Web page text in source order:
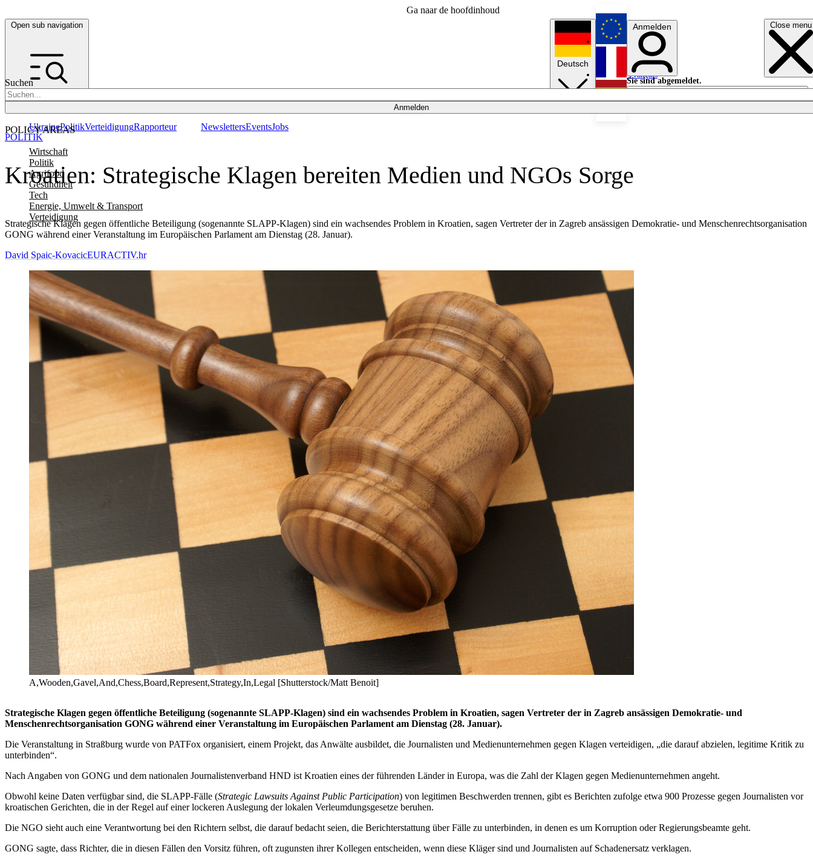
Ga naar de hoofdinhoud
Open sub navigation Close menu
Suchen
Anmelden
POLICY AREAS
Wirtschaft
Politik
Agrifood
Gesundheit
Tech
Energie, Umwelt & Transport
Verteidigung
UkrainePolitikVerteidigungRapporteur NewslettersEventsJobs
Deutsch
English
Français
Anmelden
Sie sind abgemeldet.
Anmelden
Licht aus
Kroatien: Strategische Klagen bereiten Medien und NGOs Sorge
Strategische Klagen gegen öffentliche Beteiligung (sogenannte SLAPP-Klagen) sind ein wachsendes Problem in Kroatien, sagen Vertreter der in Zagreb ansässigen Demokratie- und Menschenrechtsorganisation
GONG während einer Veranstaltung im Europäischen Parlament am Dienstag (28. Januar).
POLITIK
David Spaic-KovacicEURACTIV.hr
A,Wooden,Gavel,And,Chess,Board,Represent,Strategy,In,Legal [Shutterstock/Matt Benoit]
Strategische Klagen gegen öffentliche Beteiligung (sogenannte SLAPP-Klagen) sind ein wachsendes Problem in Kroatien, sagen Vertreter der in Zagreb ansässigen Demokratie- und
Menschenrechtsorganisation GONG während einer Veranstaltung im Europäischen Parlament am Dienstag (28. Januar).
Die Veranstaltung in Straßburg wurde von PATFox organisiert, einem Projekt, das Anwälte ausbildet, die Journalisten und Medienunternehmen gegen Klagen verteidigen, „die darauf abzielen, legitime Kritik zu
unterbinden“.
Nach Angaben von GONG und dem nationalen Journalistenverband HND ist Kroatien eines der führenden Länder in Europa, was die Zahl der Klagen gegen Medienunternehmen angeht.
Obwohl keine Daten verfügbar sind, die SLAPP-Fälle (Strategic Lawsuits Against Public Participation) von legitimen Beschwerden trennen, gibt es Berichten zufolge etwa 900 Prozesse gegen Journalisten vor
kroatischen Gerichten, die in der Regel auf einer lockeren Auslegung der lokalen Verleumdungsgesetze beruhen.
Die NGO sieht auch eine Verantwortung bei den Richtern selbst, die darauf bedacht seien, die Berichterstattung über Fälle zu unterbinden, in denen es um Korruption oder Regierungsbeamte geht.
GONG sagte, dass Richter, die in diesen Fällen den Vorsitz führen, oft zugunsten ihrer Kollegen entscheiden, wenn diese Kläger sind und Journalisten auf Schadenersatz verklagen.